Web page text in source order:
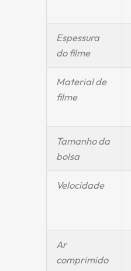
Espessura
do filme
Material de
filme
Tamanho da
bolsa
Velocidade
Ar
comprimido